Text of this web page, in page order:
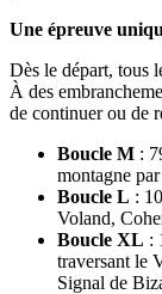
Une épreuve
Dès le départ, tous
À des
de continuer ou de
Boucle M :
montagne
Boucle L :
Voland,
Boucle XL :
traversant le
Signal de